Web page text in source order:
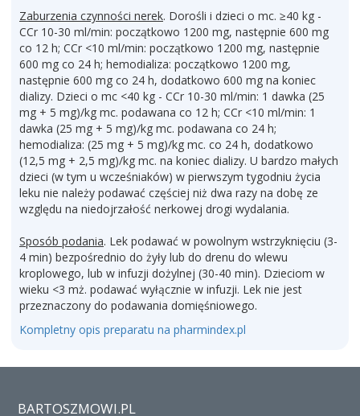
Zaburzenia czynności nerek. Dorośli i dzieci o mc. ≥40 kg -
CCr 10-30 ml/min: początkowo 1200 mg, następnie 600 mg
co 12 h; CCr <10 ml/min: początkowo 1200 mg, następnie
600 mg co 24 h; hemodializa: początkowo 1200 mg,
następnie 600 mg co 24 h, dodatkowo 600 mg na koniec
dializy. Dzieci o mc <40 kg - CCr 10-30 ml/min: 1 dawka (25
mg + 5 mg)/kg mc. podawana co 12 h; CCr <10 ml/min: 1
dawka (25 mg + 5 mg)/kg mc. podawana co 24 h;
hemodializa: (25 mg + 5 mg)/kg mc. co 24 h, dodatkowo
(12,5 mg + 2,5 mg)/kg mc. na koniec dializy. U bardzo małych
dzieci (w tym u wcześniaków) w pierwszym tygodniu życia
leku nie należy podawać częściej niż dwa razy na dobę ze
względu na niedojrzałość nerkowej drogi wydalania.
Sposób podania. Lek podawać w powolnym wstrzyknięciu (3-
4 min) bezpośrednio do żyły lub do drenu do wlewu
kroplowego, lub w infuzji dożylnej (30-40 min). Dzieciom w
wieku <3 mż. podawać wyłącznie w infuzji. Lek nie jest
przeznaczony do podawania domięśniowego.
Kompletny opis preparatu na pharmindex.pl
BARTOSZMOWI.PL